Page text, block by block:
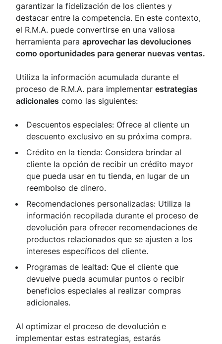
garantizar la fidelización de los clientes y
destacar entre la competencia. En este contexto,
el R.M.A. puede convertirse en una valiosa
herramienta para aprovechar las devoluciones
como oportunidades para generar nuevas ventas.
Utiliza la información acumulada durante el
proceso de R.M.A. para implementar estrategias
adicionales como las siguientes:
Descuentos especiales: Ofrece al cliente un
descuento exclusivo en su próxima compra.
Crédito en la tienda: Considera brindar al
cliente la opción de recibir un crédito mayor
que pueda usar en tu tienda, en lugar de un
reembolso de dinero.
Recomendaciones personalizadas: Utiliza la
información recopilada durante el proceso de
devolución para ofrecer recomendaciones de
productos relacionados que se ajusten a los
intereses específicos del cliente.
Programas de lealtad: Que el cliente que
devuelve pueda acumular puntos o recibir
beneficios especiales al realizar compras
adicionales.
Al optimizar el proceso de devolución e
implementar estas estrategias, estarás